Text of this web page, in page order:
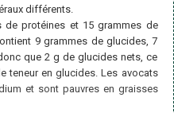
différents.
de protéines et 15 grammes de
9 grammes de glucides, 7
que 2 g de glucides nets, ce
teneur en glucides. Les avocats
et sont pauvres en graisses